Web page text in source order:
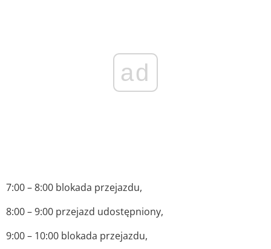
ad
7:00 – 8:00 blokada przejazdu,
8:00 – 9:00 przejazd udostępniony,
9:00 – 10:00 blokada przejazdu,